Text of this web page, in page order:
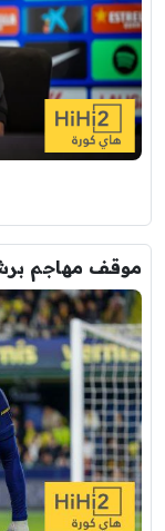
موقف مهاجم